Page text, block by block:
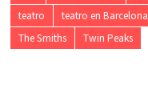
teatro
teatro en Barcelona
The Smiths
Twin Peaks